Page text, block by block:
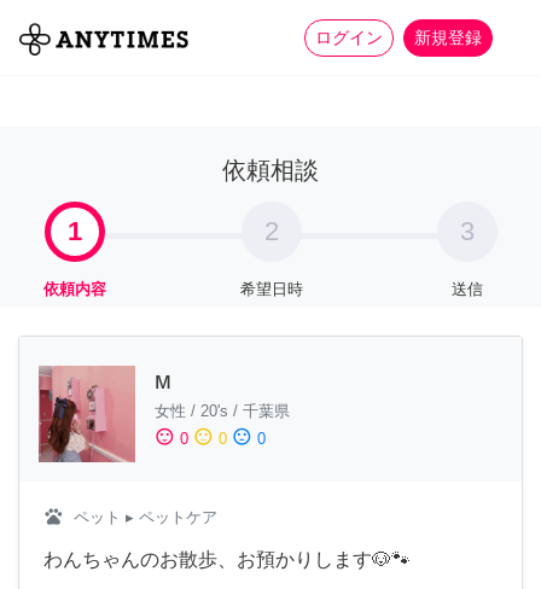
ログイン 新規登録
全て 家事 more_horiz
依頼相談
1
依頼内容
2
希望日時
3
送信
м
女性 / 20's / 千葉県
sentiment_satisfied 0 sentiment_neutral 0 sentiment_dissatisfied 0
pets ペット ▸ ペットケア
わんちゃんのお散歩、お預かりします🐶🐾